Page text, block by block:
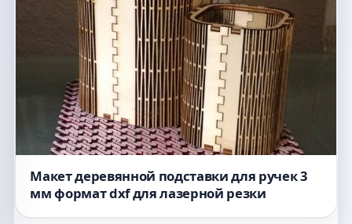
Макет деревянной подставки для ручек 3
мм формат dxf для лазерной резки